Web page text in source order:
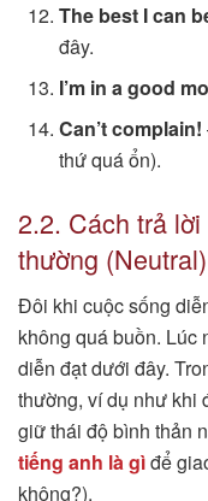
The best I can
đây.
I’m in a good
Can’t complain!
thứ quá ổn).
2.2. Cách trả
thường (Neutral)
Đôi khi cuộc sống
không quá buồn. Lúc
diễn đạt dưới đây.
thường, ví dụ như khi
giữ thái độ bình thản
tiếng anh là gìđể
không?).